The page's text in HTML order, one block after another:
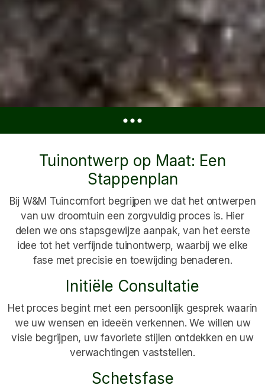
Tuinontwerp op Maat: Een
Stappenplan
Bij W&M Tuincomfort begrijpen we dat het ontwerpen
van uw droomtuin een zorgvuldig proces is. Hier
delen we ons stapsgewijze aanpak, van het eerste
idee tot het verfijnde tuinontwerp, waarbij we elke
fase met precisie en toewijding benaderen.
Initiële Consultatie
Het proces begint met een persoonlijk gesprek waarin
we uw wensen en ideeën verkennen. We willen uw
visie begrijpen, uw favoriete stijlen ontdekken en uw
verwachtingen vaststellen.
Schetsfase